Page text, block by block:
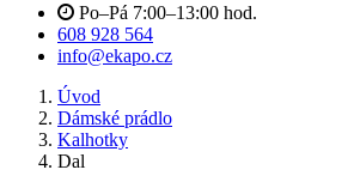
Po–Pá 7:00–13:00 hod.
608 928 564
info@ekapo.cz
Úvod
Dámské prádlo
Kalhotky
Dal